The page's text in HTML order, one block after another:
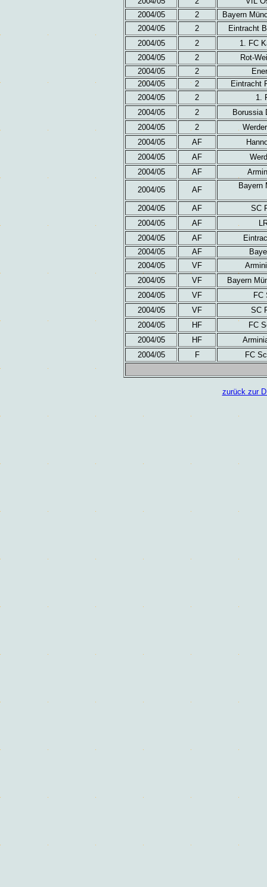
2004/05
2
Bayern
2004/05
2
Eintracht
2004/05
2
1. FC
2004/05
2
Rot-
2004/05
2
2004/05
2
Eintracht
2004/05
2
1.
2004/05
2
Borussia
2004/05
2
2004/05
AF
2004/05
AF
2004/05
AF
2004/05
AF Bayern
2004/05 AF
SC
2004/05
AF
2004/05
AF
2004/05
AF
2004/05
VF
2004/05
VF
Bayern
2004/05
VF
FC
2004/05
VF
SC
2004/05
HF
FC
2004/05
HF
2004/05
F FC
zurück zur